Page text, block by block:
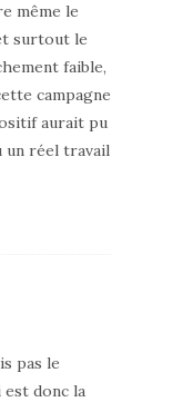
même le
surtout le
faible,
campagne
aurait pu
un réel travail
pas le
est donc la